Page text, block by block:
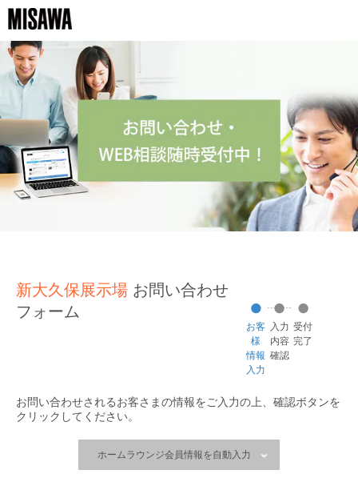
新大久保展示場 お問い合わせ
フォーム
お客
様
情報
入力
入力
内容
確認
受付
完了
お問い合わせされるお客さまの情報をご入力の上、 確認ボタンを
クリックしてください。
ホームラウンジ会員情報を自動入力